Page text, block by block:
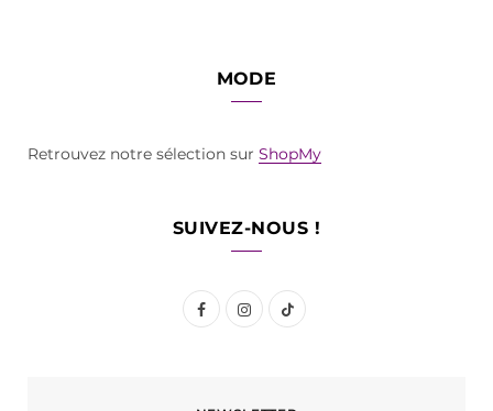
MODE
Retrouvez notre sélection sur ShopMy
SUIVEZ-NOUS !
F
I
T